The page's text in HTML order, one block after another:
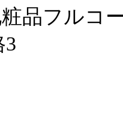
品フルコ
3